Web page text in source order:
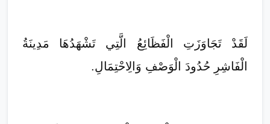
لَقَدْ تَجَاوَزَتِ الْفَظَائِعُ الَّتِي تَشْهَدُهَا مَدِينَةُ
الْفَاشِرِ حُدُودَ الْوَصْفِ وَالِاحْتِمَالِ.